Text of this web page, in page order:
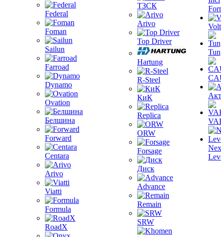
Federal
Foman
Sailun
Farroad
Dynamo
Ovation
Белшина
Forward
Centara
Arivo
Viatti
Formula
RoadX
ТЗСК
Arivo
Top Driver
Hartung
R-Steel
КиК
Replica
ORW
Forsage
Диск
Advance
Remain
SRW
Volt